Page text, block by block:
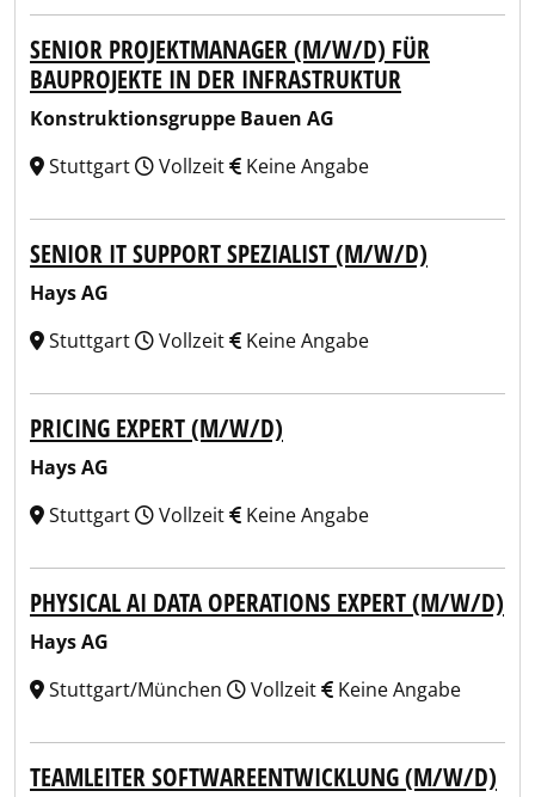
SENIOR PROJEKTMANAGER (M/W/D) FÜR
BAUPROJEKTE IN DER INFRASTRUKTUR
Konstruktionsgruppe Bauen AG
Stuttgart
Vollzeit Keine Angabe
SENIOR IT SUPPORT SPEZIALIST (M/W/D)
Hays AG
Stuttgart
Vollzeit Keine Angabe
PRICING EXPERT (M/W/D)
Hays AG
Stuttgart
Vollzeit Keine Angabe
PHYSICAL AI DATA OPERATIONS EXPERT (M/W/D)
Hays AG
Stuttgart/München
Vollzeit Keine Angabe
TEAMLEITER SOFTWAREENTWICKLUNG (M/W/D)